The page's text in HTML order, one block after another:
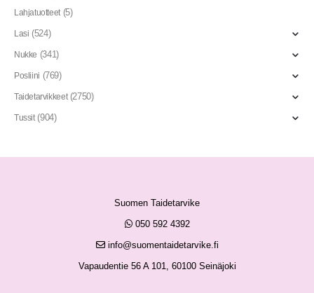
Lahjatuotteet (5)
Lasi (524)
Nukke (341)
Posliini (769)
Taidetarvikkeet (2750)
Tussit (904)
Suomen Taidetarvike
050 592 4392
info@suomentaidetarvike.fi
Vapaudentie 56 A 101, 60100 Seinäjoki